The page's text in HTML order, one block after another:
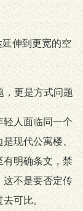
延伸到更宽的空
，更是方式问题
轻人面临同一个
现代公寓楼、
有明确条文，禁
这不是要否定传
可比。